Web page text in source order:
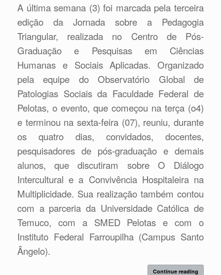
A última semana (3) foi marcada pela terceira
edição da Jornada sobre a Pedagogia
Triangular, realizada no Centro de Pós-
Graduação e Pesquisas em Ciências
Humanas e Sociais Aplicadas. Organizado
pela equipe do Observatório Global de
Patologias Sociais da Faculdade Federal de
Pelotas, o evento, que começou na terça (o4)
e terminou na sexta-feira (07), reuniu, durante
os quatro dias, convidados, docentes,
pesquisadores de pós-graduação e demais
alunos, que discutiram sobre O Diálogo
Intercultural e a Convivência Hospitaleira na
Multiplicidade. Sua realização também contou
com a parceria da Universidade Católica de
Temuco, com a SMED Pelotas e com o
Instituto Federal Farroupilha (Campus Santo
Ângelo).
Continue reading